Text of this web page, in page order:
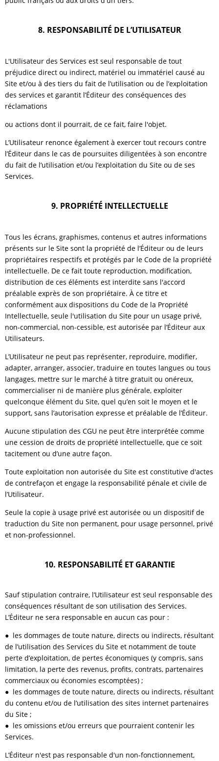
8. RESPONSABILITÉ DE L’UTILISATEUR
L'Utilisateur des Services est seul responsable de tout
préjudice direct ou indirect, matériel ou immatériel causé au
Site et/ou à des tiers du fait de l’utilisation ou de l’exploitation
des services et garantit l’Éditeur des conséquences des
réclamations
ou actions dont il pourrait, de ce fait, faire l'objet.
L’Utilisateur renonce également à exercer tout recours contre
l’Éditeur dans le cas de poursuites diligentées à son encontre
du fait de l’utilisation et/ou l’exploitation du Site ou de ses
Services.
9. PROPRIÉTÉ INTELLECTUELLE
Tous les écrans, graphismes, contenus et autres informations
présents sur le Site sont la propriété de l’Éditeur ou de leurs
propriétaires respectifs et protégés par le Code de la propriété
intellectuelle. De ce fait toute reproduction, modification,
distribution de ces éléments est interdite sans l'accord
préalable exprès de son propriétaire. À ce titre et
conformément aux dispositions du Code de la Propriété
Intellectuelle, seule l'utilisation du Site pour un usage privé,
non-commercial, non-cessible, est autorisée par l’Éditeur aux
Utilisateurs.
L’Utilisateur ne peut pas représenter, reproduire, modifier,
adapter, arranger, associer, traduire en toutes langues ou tous
langages, mettre sur le marché à titre gratuit ou onéreux,
commercialiser ni de manière plus générale, exploiter
quelconque élément du Site, quel qu’en soit le moyen et le
support, sans l’autorisation expresse et préalable de l’Éditeur.
Aucune stipulation des CGU ne peut être interprétée comme
une cession de droits de propriété intellectuelle, que ce soit
tacitement ou d’une autre façon.
Toute exploitation non autorisée du Site est constitutive d'actes
de contrefaçon et engage la responsabilité pénale et civile de
l’Utilisateur.
Seule la copie à usage privé est autorisée ou un dispositif de
traduction du Site non permanent, pour usage personnel, privé
et non-professionnel.
10. RESPONSABILITÉ ET GARANTIE
Sauf stipulation contraire, l’Utilisateur est seul responsable des
conséquences résultant de son utilisation des Services.
L’Éditeur ne sera responsable en aucun cas pour :
● les dommages de toute nature, directs ou indirects, résultant
de l’utilisation des Services du Site et notamment de toute
perte d’exploitation, de pertes économiques (y compris, sans
limitation, la perte des revenus, profits, contrats, partenaires
commerciaux ou économies escomptées) ;
● les dommages de toute nature, directs ou indirects, résultant
du contenu et/ou de l’utilisation des sites internet partenaires
du Site ;
● les omissions et/ou erreurs que pourraient contenir les
Services.
L’Éditeur n'est pas responsable d'un non-fonctionnement,